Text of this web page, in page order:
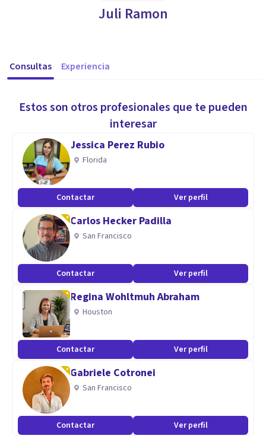
Juli Ramon
Consultas Experiencia
Estos son otros profesionales que te pueden
interesar
Jessica Perez Rubio
Florida
Contactar Ver perfil
Carlos Hecker Padilla
San Francisco
Contactar Ver perfil
Regina Wohltmuh Abraham
Houston
Contactar Ver perfil
Gabriele Cotronei
San Francisco
Contactar Ver perfil